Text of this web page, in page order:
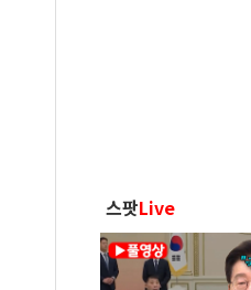
스팟Live